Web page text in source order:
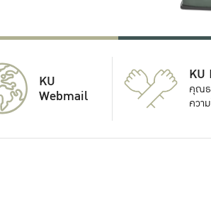
KU
Webmail
KU
คุณ
ควา